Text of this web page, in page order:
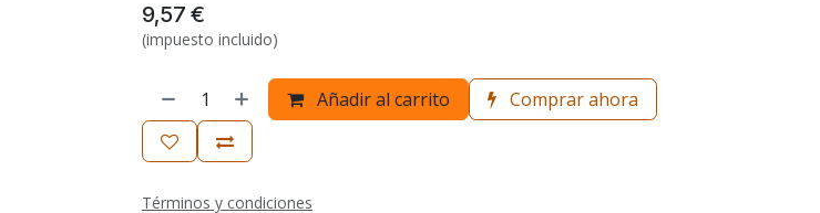
9,57 €
(impuesto incluido)
Añadir al carrito Comprar ahora
Términos y condiciones